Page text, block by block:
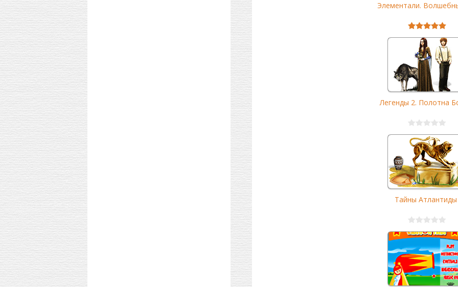
Элементали.
Легенды 2. Полотна
Тайны Атлантиды